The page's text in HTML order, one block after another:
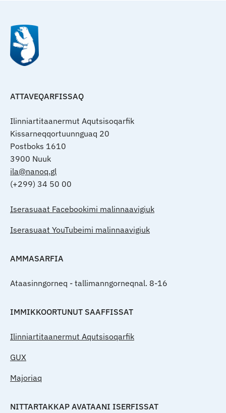
ATTAVEQARFISSAQ
Ilinniartitaanermut Aqutsisoqarfik
Kissarneqqortuunnguaq 20
Postboks 1610
3900 Nuuk
ila@nanoq.gl
(+299) 34 50 00
Iserasuaat Facebookimi malinnaavigiuk
Iserasuaat YouTubeimi malinnaavigiuk
AMMASARFIA
Ataasinngorneq - tallimanngorneqnal. 8-16
IMMIKKOORTUNUT SAAFFISSAT
Ilinniartitaanermut Aqutsisoqarfik
GUX
Majoriaq
NITTARTAKKAP AVATAANI ISERFISSAT